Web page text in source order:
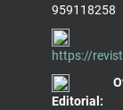
959118258
https://
Editorial: